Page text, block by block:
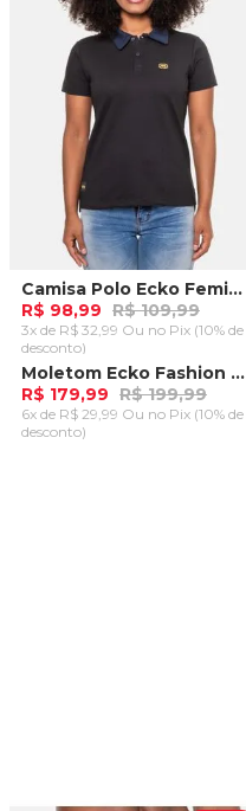
Camisa Polo Ecko Feminina Kubi Preta
R$ 98,99 R$ 109,99
3x de R$ 32,99 Ou no Pix (10% de
desconto)
ADICIONAR AO
CARRINHO
-10%Moletom Ecko Fashion Basic Aberto Azul
R$ 179,99 R$ 199,99
6x de R$ 29,99 Ou no Pix (10% de
desconto)